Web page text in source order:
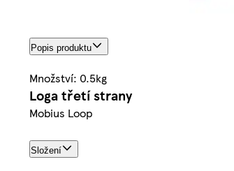
Popis produktu
Množství: 0.5kg
Loga třetí strany
Mobius Loop
Složení